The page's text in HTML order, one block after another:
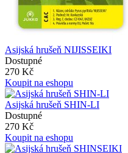
Asijská hrušeň NIJISSEIKI
Dostupné
270 Kč
Koupit na eshopu
Asijská hrušeň SHIN-LI
Dostupné
270 Kč
Koupit na eshopu